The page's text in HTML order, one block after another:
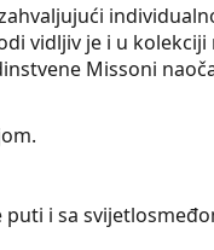
vidljiv je i u kolekciji
Missoni
i sa